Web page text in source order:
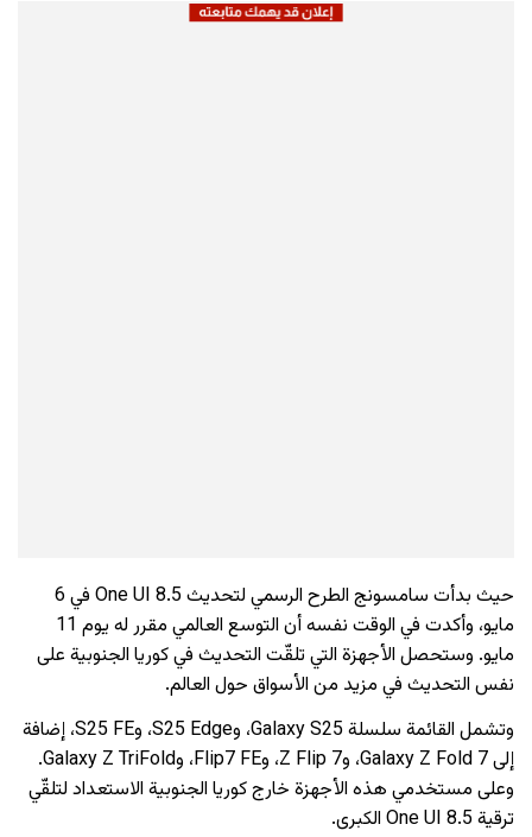
حيث بدأت سامسونج الطرح الرسمي لتحديث One UI 8.5 في 6
مايو، وأكدت في الوقت نفسه أن التوسع العالمي مقرر له يوم 11
مايو. وستحصل الأجهزة التي تلقّت التحديث في كوريا الجنوبية على
نفس التحديث في مزيد من الأسواق حول العالم.
وتشمل القائمة سلسلة Galaxy S25، وS25 Edge، وS25 FE، إضافة
إلى Galaxy Z Fold 7، وZ Flip 7، وFlip7 FE، وGalaxy Z TriFold.
وعلى مستخدمي هذه الأجهزة خارج كوريا الجنوبية الاستعداد لتلقّي
ترقية One UI 8.5 الكبرى.